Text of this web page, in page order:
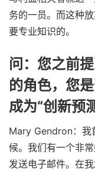
务的一员。而这种
要专业知识的。
问：您之前
的角色，您
成为“创新预
Mary Gendron：我
候。我们有一个非
发送电子邮件。在